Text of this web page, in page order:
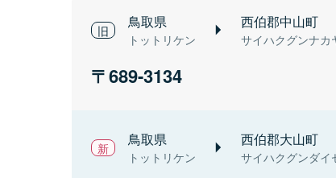
鳥取県
トットリケン
西伯郡中山町
サイハクグンナカ
689-3134
鳥取県
トットリケン
西伯郡大山町
サイハクグンダイ